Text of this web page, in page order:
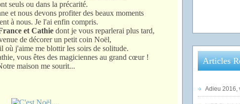
seuls ou dans la précarité.
et nous devons profiter des beaux moments
à nous. Je l'ai enfin compris.
et Cathie dont je vous reparlerai plus tard,
de décorer un petit coin Noël,
où j'aime me blottir les soirs de solitude.
vous êtes des magiciennes au grand cœur !
maison me sourit...
Articles
Adieu 2016,